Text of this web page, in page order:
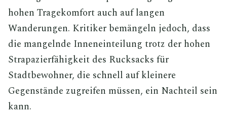
hohen Tragekomfort auch auf langen
Wanderungen. Kritiker bemängeln jedoch, dass
die mangelnde Inneneinteilung trotz der hohen
Strapazierfähigkeit des Rucksacks für
Stadtbewohner, die schnell auf kleinere
Gegenstände zugreifen müssen, ein Nachteil sein
kann.